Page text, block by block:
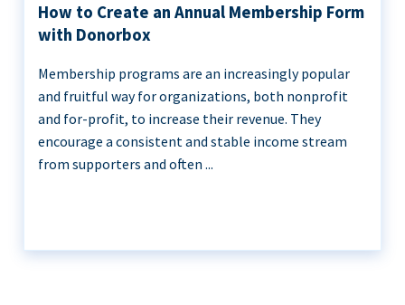
How to Create an Annual Membership Form
with Donorbox
Membership programs are an increasingly popular
and fruitful way for organizations, both nonprofit
and for-profit, to increase their revenue. They
encourage a consistent and stable income stream
from supporters and often ...